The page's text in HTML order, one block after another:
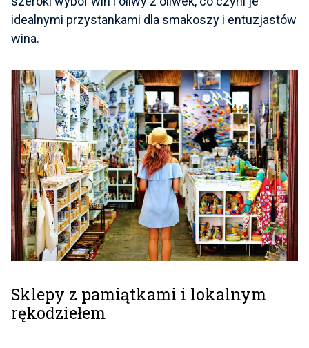
idealnymi przystankami dla smakoszy i entuzjastów
wina.
Sklepy z pamiątkami i lokalnym
rękodziełem